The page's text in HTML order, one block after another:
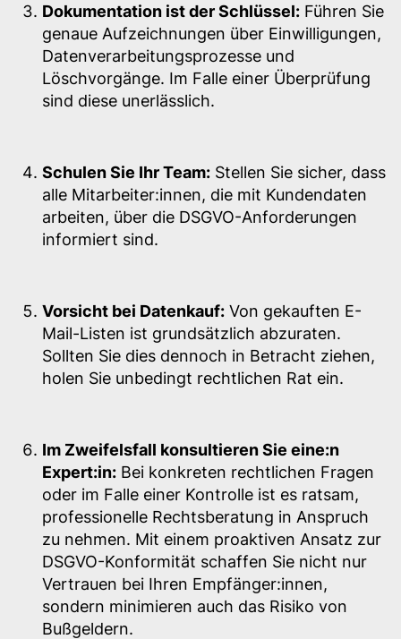
Dokumentation ist der Schlüssel: Führen Sie
genaue Aufzeichnungen über Einwilligungen,
Datenverarbeitungsprozesse und
Löschvorgänge. Im Falle einer Überprüfung
sind diese unerlässlich.
Schulen Sie Ihr Team: Stellen Sie sicher, dass
alle Mitarbeiter:innen, die mit Kundendaten
arbeiten, über die DSGVO-Anforderungen
informiert sind.
Vorsicht bei Datenkauf: Von gekauften E-
Mail-Listen ist grundsätzlich abzuraten.
Sollten Sie dies dennoch in Betracht ziehen,
holen Sie unbedingt rechtlichen Rat ein.
Im Zweifelsfall konsultieren Sie eine:n
Expert:in: Bei konkreten rechtlichen Fragen
oder im Falle einer Kontrolle ist es ratsam,
professionelle Rechtsberatung in Anspruch
zu nehmen. Mit einem proaktiven Ansatz zur
DSGVO-Konformität schaffen Sie nicht nur
Vertrauen bei Ihren Empfänger:innen,
sondern minimieren auch das Risiko von
Bußgeldern.